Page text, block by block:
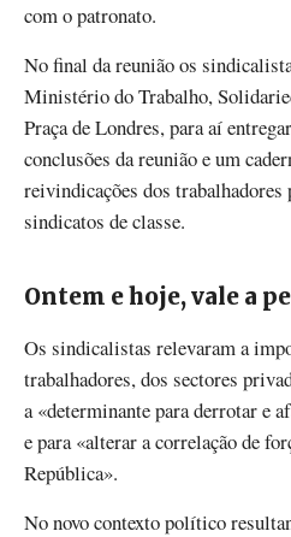
com o patronato.
No final da reunião os
Ministério do Trabalho,
Praça de Londres, para aí
conclusões da reunião e um
reivindicações dos trabalhadores
sindicatos de classe.
Ontem e hoje, vale a
Os sindicalistas relevaram a
trabalhadores, dos sectores
a «determinante para derrotar e
e para «alterar a correlação de
República».
No novo contexto político